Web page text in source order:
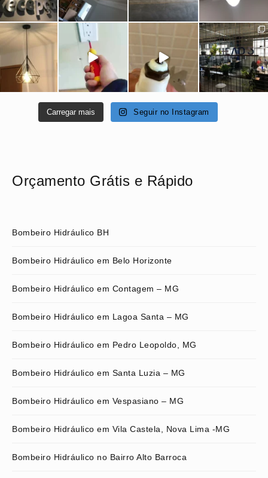
Carregar mais Seguir no Instagram
Orçamento Grátis e Rápido
Bombeiro Hidráulico BH
Bombeiro Hidráulico em Belo Horizonte
Bombeiro Hidráulico em Contagem – MG
Bombeiro Hidráulico em Lagoa Santa – MG
Bombeiro Hidráulico em Pedro Leopoldo, MG
Bombeiro Hidráulico em Santa Luzia – MG
Bombeiro Hidráulico em Vespasiano – MG
Bombeiro Hidráulico em Vila Castela, Nova Lima -MG
Bombeiro Hidráulico no Bairro Alto Barroca